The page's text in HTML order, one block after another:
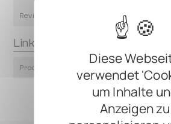
Diese
verwendet
um Inhalte
Anzeigen zu
Review by Gitarre & Bass (DE)
Links
Product Page